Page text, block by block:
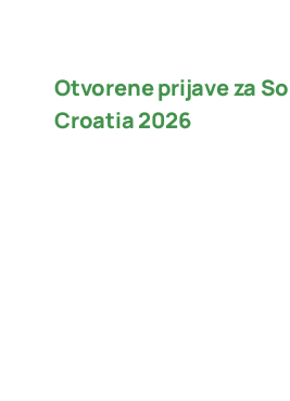
Otvorene prijave za
Croatia 2026